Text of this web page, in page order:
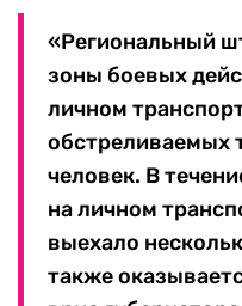
«Региональный
зоны боевых
личном
обстреливаемых
человек. В
на личном
выехало
также